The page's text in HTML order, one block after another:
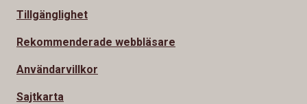
Tillgänglighet
Rekommenderade webbläsare
Användarvillkor
Sajtkarta